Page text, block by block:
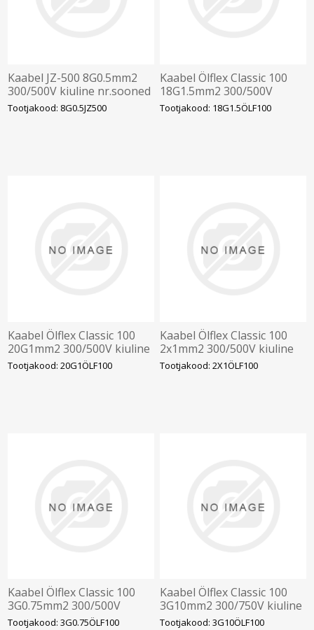
Kaabel JZ-500 8G0.5mm2
300/500V kiuline nr.sooned
Tootjakood: 8G0.5JZ500
Kaabel Ölflex Classic 100
18G1.5mm2 300/500V
kiuline vär.sooned
Tootjakood: 18G1.5ÖLF100
Kaabel Ölflex Classic 100
20G1mm2 300/500V kiuline
vär.sooned
Tootjakood: 20G1ÖLF100
Kaabel Ölflex Classic 100
2x1mm2 300/500V kiuline
vär.sooned
Tootjakood: 2X1ÖLF100
Kaabel Ölflex Classic 100
3G0.75mm2 300/500V
kiuline vär.sooned
Tootjakood: 3G0.75ÖLF100
Kaabel Ölflex Classic 100
3G10mm2 300/750V kiuline
värv.sooned
Tootjakood: 3G10ÖLF100